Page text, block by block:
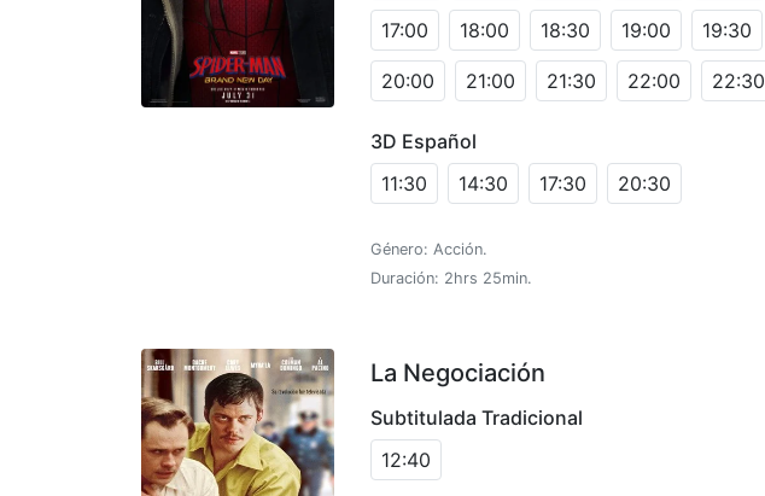
17:00 18:00 18:30 19:00 19:30
20:00 21:00 21:30 22:00 22:30
3D Español
11:30
14:30 17:30 20:30
Género: Acción.
Duración: 2hrs 25min.
La Negociación
Subtitulada Tradicional
12:40